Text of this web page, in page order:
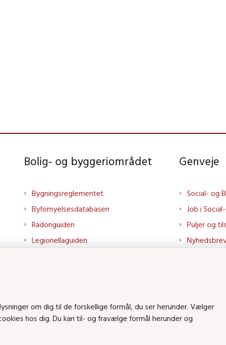
Bolig- og byggeriområdet
Bygningsreglementet
Byfornyelsesdatabasen
Radonguiden
Legionellaguiden
Bolig og byggeri på LinkedIn
Bolig og byggeri på YouTube
Genveje
Social- og
Job i
Puljer og
Social-
som
om dig til de forskellige formål, du ser herunder. Vælger
hos dig. Du kan til- og fravælge formål herunder og